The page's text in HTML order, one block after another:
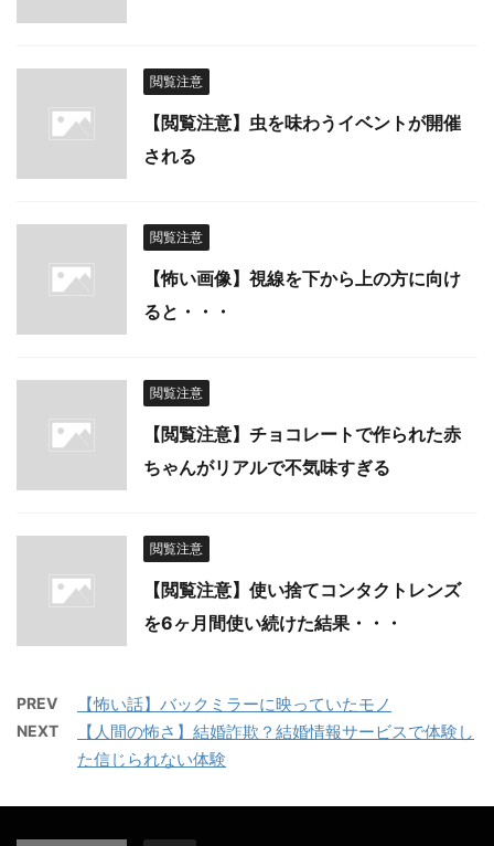
閲覧注意
【閲覧注意】虫を味わうイベントが開催
される
閲覧注意
【怖い画像】視線を下から上の方に向け
ると・・・
閲覧注意
【閲覧注意】チョコレートで作られた赤
ちゃんがリアルで不気味すぎる
閲覧注意
【閲覧注意】使い捨てコンタクトレンズ
を6ヶ月間使い続けた結果・・・
PREV 【怖い話】バックミラーに映っていたモノ
NEXT
【人間の怖さ】結婚詐欺？結婚情報サービスで体験し
た信じられない体験